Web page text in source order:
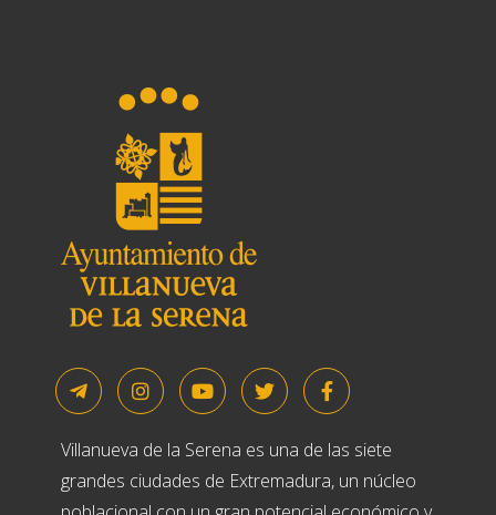
Villanueva de la Serena es una de las siete
grandes ciudades de Extremadura, un núcleo